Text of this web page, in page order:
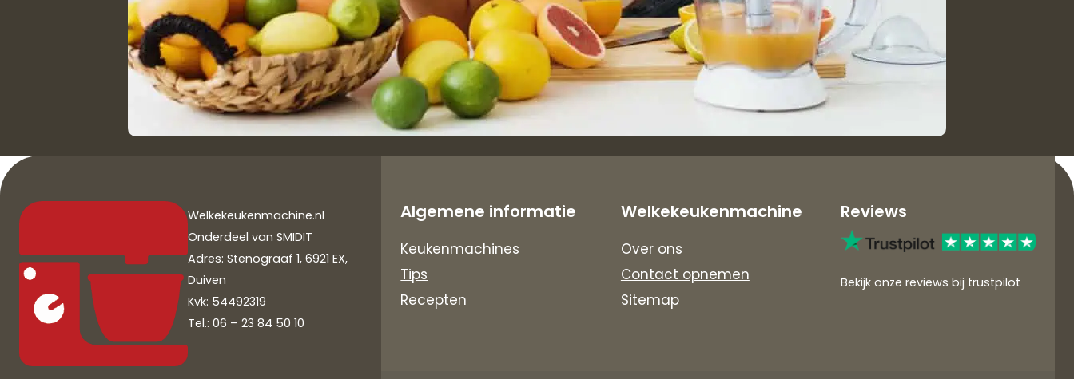
Welkekeukenmachine.nl
Onderdeel van SMIDIT
Adres: Stenograaf 1, 6921 EX,
Duiven
Kvk: 54492319
Tel.: 06 – 23 84 50 10
Algemene informatie
Keukenmachines
Tips
Recepten
Welkekeukenmachine
Over ons
Contact opnemen
Sitemap
Reviews
Bekijk onze reviews bij trustpilot